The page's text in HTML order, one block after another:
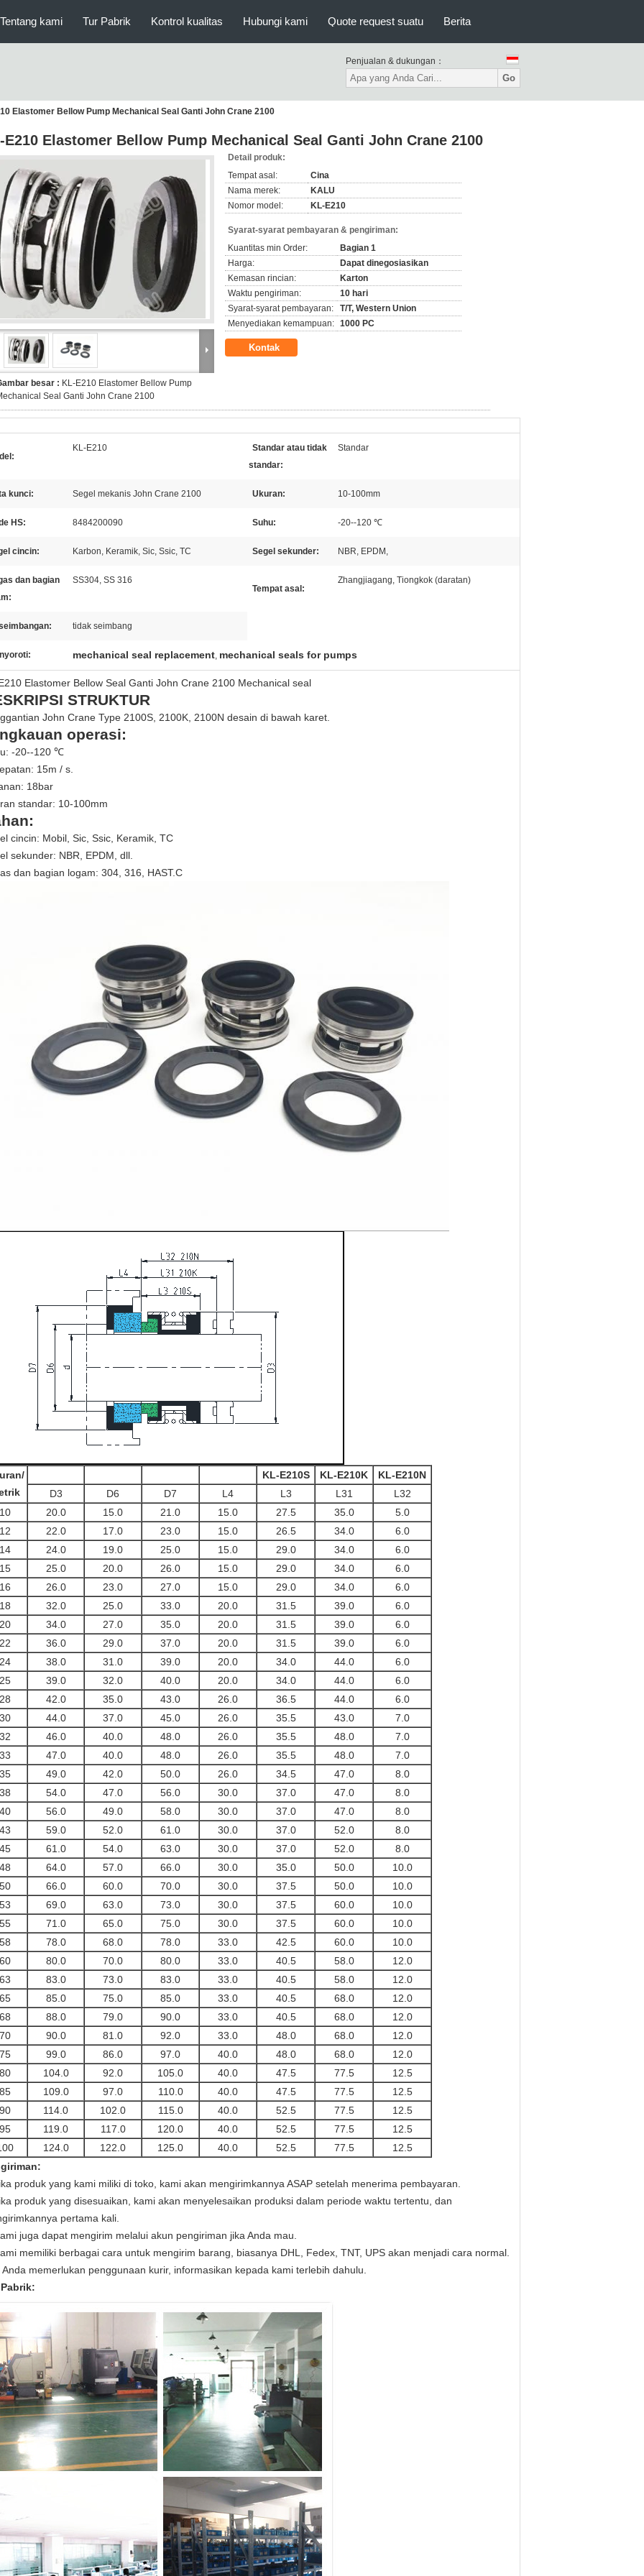
Tentang kami Tur Pabrik Kontrol kualitas Hubungi kami Quote request suatu Berita
Penjualan & dukungan：
Go
Elastomer Bellow Pump Mechanical Seal Ganti John Crane 2100
E210 Elastomer Bellow Pump Mechanical Seal Ganti John Crane 2100
besar : KL-E210 Elastomer Bellow Pump
Seal Ganti John Crane 2100
Detail produk:
Tempat asal:
Cina
Nama merek:
KALU
Nomor model:
KL-E210
Syarat-syarat pembayaran & pengiriman:
Kuantitas min Order:
Bagian 1
Harga:
Dapat dinegosiasikan
Kemasan rincian:
Karton
Waktu pengiriman:
10 hari
Syarat-syarat pembayaran:
T/T, Western Union
Menyediakan kemampuan: 1000 PC
Kontak
KL-E210
Standar atau tidak
standar:
Standar
kunci: Segel mekanis John Crane 2100 Ukuran: 10-100mm
HS: 8484200090 Suhu: -20--120 ℃
cincin: Karbon, Keramik, Sic, Ssic, TC Segel sekunder: NBR, EPDM,
dan bagian
SS304, SS 316
Tempat asal:
Zhangjiagang, Tiongkok (daratan)
tidak seimbang
mechanical seal replacement, mechanical seals for pumps
Elastomer Bellow Seal Ganti John Crane 2100 Mechanical seal
STRUKTUR
John Crane Type 2100S, 2100K, 2100N desain di bawah karet.
operasi:
-20--120 ℃
15m / s.
18bar
standar: 10-100mm
cincin: Mobil, Sic, Ssic, Keramik, TC
sekunder: NBR, EPDM, dll.
dan bagian logam: 304, 316, HAST.C
KL-E210S KL-E210K
KL-E210N
D3
D6 D7 L4 L3 L31
L32
10
20.0 15.0 21.0 15.0 27.5 35.0
5.0
12
22.0 17.0 23.0 15.0 26.5 34.0
6.0
14
24.0 19.0 25.0 15.0 29.0 34.0
6.0
15
25.0 20.0 26.0 15.0 29.0 34.0
6.0
16
26.0 23.0 27.0 15.0 29.0 34.0
6.0
18
32.0 25.0 33.0 20.0 31.5 39.0
6.0
20
34.0 27.0 35.0 20.0 31.5 39.0
6.0
22
36.0 29.0 37.0 20.0 31.5 39.0
6.0
24
38.0 31.0 39.0 20.0 34.0 44.0
6.0
25
39.0 32.0 40.0 20.0 34.0 44.0
6.0
28
42.0 35.0 43.0 26.0 36.5 44.0
6.0
30
44.0 37.0 45.0 26.0 35.5 43.0
7.0
32
46.0 40.0 48.0 26.0 35.5 48.0
7.0
33
47.0 40.0 48.0 26.0 35.5 48.0
7.0
35
49.0 42.0 50.0 26.0 34.5 47.0
8.0
38
54.0 47.0 56.0 30.0 37.0 47.0
8.0
40
56.0 49.0 58.0 30.0 37.0 47.0
8.0
43
59.0 52.0 61.0 30.0 37.0 52.0
8.0
45
61.0 54.0 63.0 30.0 37.0 52.0
8.0
48
64.0 57.0 66.0 30.0 35.0 50.0
10.0
50
66.0 60.0 70.0 30.0 37.5 50.0
10.0
53
69.0 63.0 73.0 30.0 37.5 60.0
10.0
55
71.0 65.0 75.0 30.0 37.5 60.0
10.0
58
78.0 68.0 78.0 33.0 42.5 60.0
10.0
60
80.0 70.0 80.0 33.0 40.5 58.0
12.0
63
83.0 73.0 83.0 33.0 40.5 58.0
12.0
65
85.0 75.0 85.0 33.0 40.5 68.0
12.0
68
88.0 79.0 90.0 33.0 40.5 68.0
12.0
70
90.0 81.0 92.0 33.0 48.0 68.0
12.0
75
99.0 86.0 97.0 40.0 48.0 68.0
12.0
80
104.0 92.0 105.0 40.0 47.5 77.5
12.5
85
109.0 97.0 110.0 40.0 47.5 77.5
12.5
90
114.0 102.0 115.0 40.0 52.5 77.5
12.5
95
119.0 117.0 120.0 40.0 52.5 77.5
12.5
124.0 122.0 125.0 40.0 52.5 77.5
12.5
produk yang kami miliki di toko, kami akan mengirimkannya ASAP setelah menerima pembayaran.
produk yang disesuaikan, kami akan menyelesaikan produksi dalam periode waktu tertentu, dan
pertama kali.
juga dapat mengirim melalui akun pengiriman jika Anda mau.
memiliki berbagai cara untuk mengirim barang, biasanya DHL, Fedex, TNT, UPS akan menjadi cara normal.
Anda memerlukan penggunaan kurir, informasikan kepada kami terlebih dahulu.